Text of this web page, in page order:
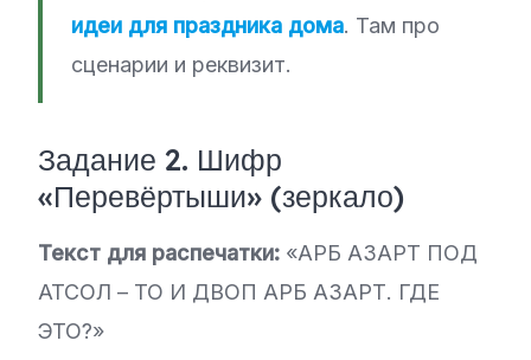
идеи для праздника дома. Там про
сценарии и реквизит.
Задание 2. Шифр
«Перевёртыши» (зеркало)
Текст для распечатки: «АРБ АЗАРТ ПОД
АТСОЛ – ТО И ДВОП АРБ АЗАРТ. ГДЕ
ЭТО?»